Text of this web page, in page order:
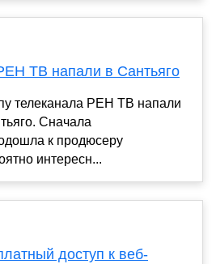
ТВ напали в Сантьяго
телеканала РЕН ТВ напали
Сначала
к продюсеру
интересн...
доступ к веб-